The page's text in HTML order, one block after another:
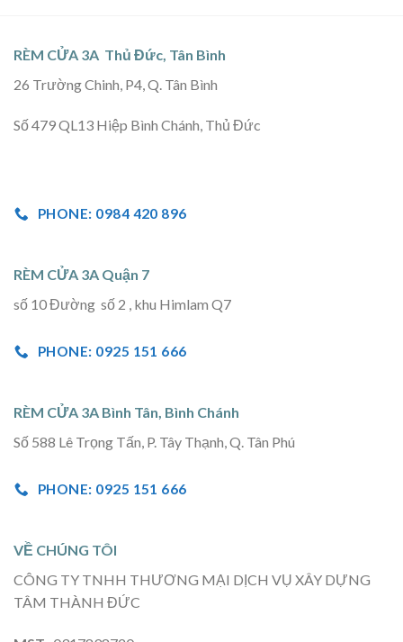
RÈM CỬA 3A Thủ Đức, Tân Bình
26 Trường Chinh, P4, Q. Tân Bình
Số 479 QL13 Hiệp Bình Chánh, Thủ Đức
PHONE: 0984 420 896
RÈM CỬA 3A Quận 7
số 10 Đường số 2 , khu Himlam Q7
PHONE: 0925 151 666
RÈM CỬA 3A Bình Tân, Bình Chánh
Số 588 Lê Trọng Tấn, P. Tây Thạnh, Q. Tân Phú
PHONE: 0925 151 666
VỀ CHÚNG TÔI
CÔNG TY TNHH THƯƠNG MẠI DỊCH VỤ XÂY DỰNG
TÂM THÀNH ĐỨC